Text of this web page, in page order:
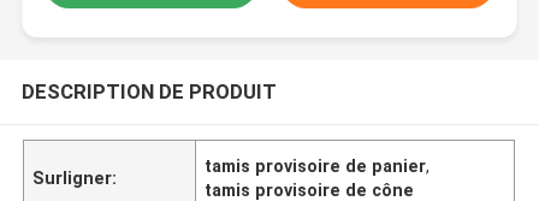
DESCRIPTION DE PRODUIT
Surligner:
tamis provisoire de panier,
tamis provisoire de cône